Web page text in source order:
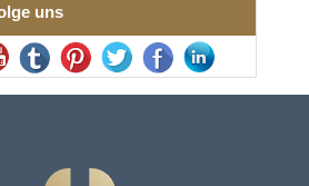
Herrenring aus
gehämmertem, facettiertem
Wolframcarbid, 8 mm
Comfort Fit, geometrisch
Wolframkarbid, 8 mm,
uns